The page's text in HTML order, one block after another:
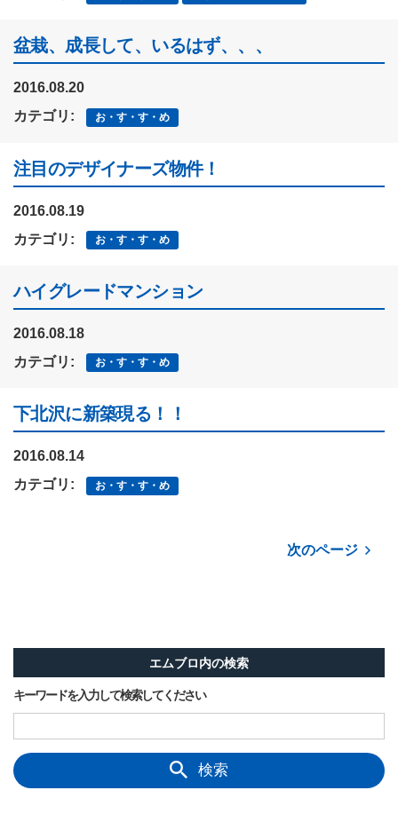
盆栽、成長して、いるはず、、、
2016.08.20
カテゴリ:
お・す・す・め
注目のデザイナーズ物件！
2016.08.19
カテゴリ:
お・す・す・め
ハイグレードマンション
2016.08.18
カテゴリ:
お・す・す・め
下北沢に新築現る！！
2016.08.14
カテゴリ:
お・す・す・め
次のページ
エムブロ内の検索
キーワードを入力して検索してください
検索